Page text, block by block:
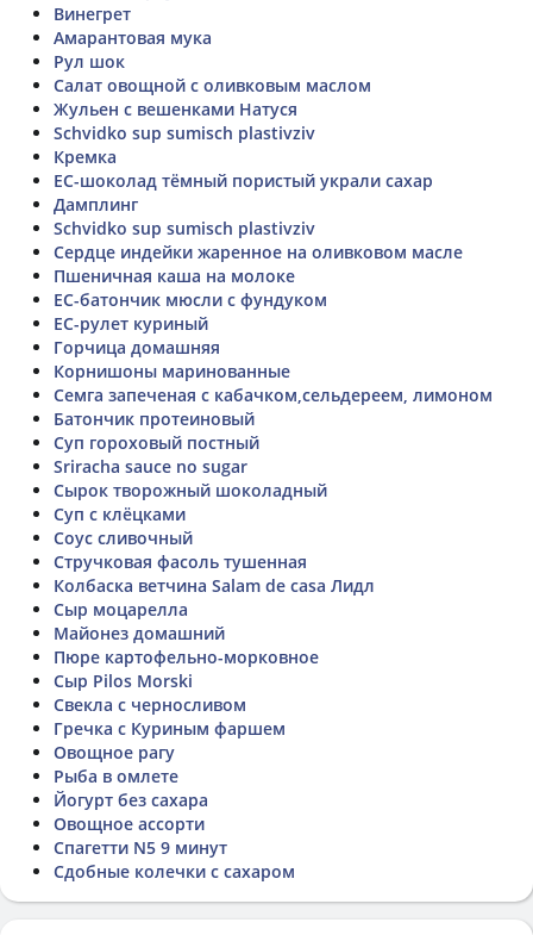
Винегрет
Амарантовая мука
Рул шок
Салат овощной с оливковым маслом
Жульен с вешенками Натуся
Schvidko sup sumisch plastivziv
Кремка
ЕС-шоколад тёмный пористый украли сахар
Дамплинг
Schvidko sup sumisch plastivziv
Сердце индейки жаренное на оливковом масле
Пшеничная каша на молоке
ЕС-батончик мюсли с фундуком
ЕС-рулет куриный
Горчица домашняя
Корнишоны маринованные
Семга запеченая с кабачком,сельдереем, лимоном
Батончик протеиновый
Суп гороховый постный
Sriracha sauce no sugar
Сырок творожный шоколадный
Суп с клёцками
Соус сливочный
Стручковая фасоль тушенная
Колбаска ветчина Salam de casа Лидл
Сыр моцарелла
Майонез домашний
Пюре картофельно-морковное
Сыр Pilos Morski
Свекла с черносливом
Гречка с Куриным фаршем
Овощное рагу
Рыба в омлете
Йогурт без сахара
Овощное ассорти
Спагетти N5 9 минут
Сдобные колечки с сахаром